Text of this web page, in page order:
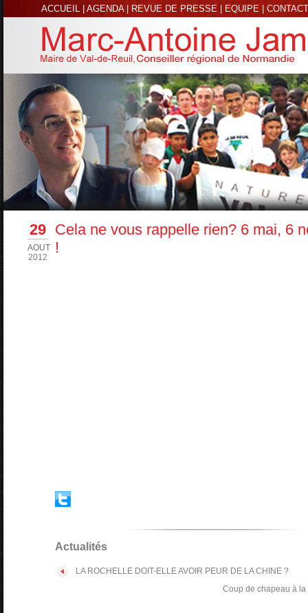
ACCUEIL AGENDA| REVUE DE PRESSE EQUIPE CONTACT
29
AOUT
2012
Cela ne vous rappelle rien? 6 mai, 6
!
Actualités
LA ROCHELLE DOIT-ELLE AVOIR PEUR DE LA CHINE ?
Coup de chapeau à